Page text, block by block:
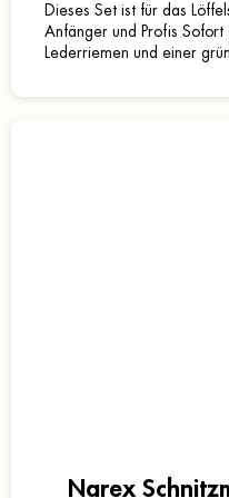
Dieses Set ist für das
Anfänger und Profis
Lederriemen und einer
Narex